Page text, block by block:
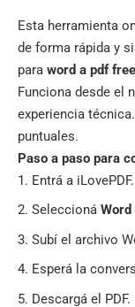
Esta herramienta
de forma rápida y
para word a pdf free
Funciona desde el
experiencia
puntuales.
Paso a paso para
Entrá a iLovePDF.
Seleccioná Word
Subí el archivo
Esperá la
Descargá el PDF.